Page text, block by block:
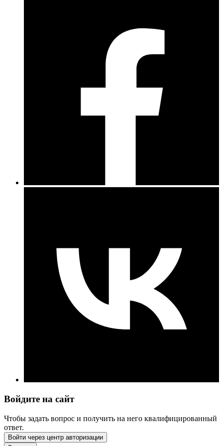
Войдите на сайт
Чтобы задать вопрос и получить на него квалифицированный
ответ.
Войти через центр авторизации